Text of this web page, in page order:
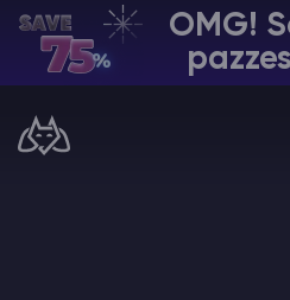
OMG!
IT | USD
Manage your servers &